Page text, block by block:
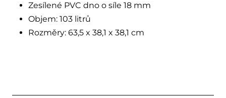
Zesílené PVC dno o síle 18 mm
Objem: 103 litrů
Rozměry: 63,5 x 38,1 x 38,1 cm